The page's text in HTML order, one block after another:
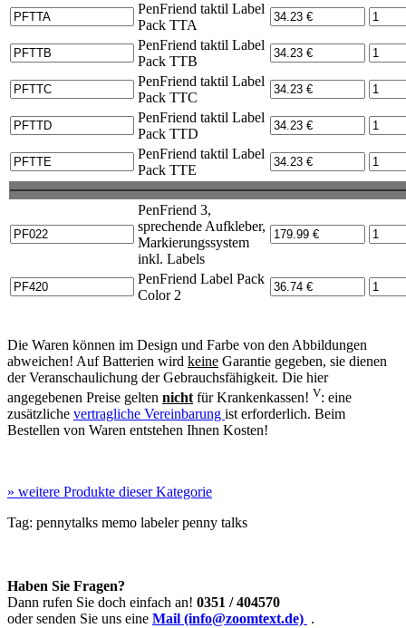
PenFriend taktil Label
Pack TTA
PenFriend taktil Label
Pack TTB
PenFriend taktil Label
Pack TTC
PenFriend taktil Label
Pack TTD
PenFriend taktil Label
Pack TTE
PenFriend 3,
sprechende Aufkleber,
Markierungssystem
inkl. Labels
PenFriend Label Pack
Color 2
Die Waren können im Design und Farbe von den Abbildungen
abweichen! Auf Batterien wird keine Garantie gegeben, sie dienen
der Veranschaulichung der Gebrauchsfähigkeit. Die hier
angegebenen Preise gelten nichtfür Krankenkassen! V: eine
zusätzliche vertragliche Vereinbarung ist erforderlich. Beim
Bestellen von Waren entstehen Ihnen Kosten!
» weitere Produkte dieser Kategorie
Tag: pennytalks memo labelerpenny talks
Haben Sie Fragen?
Dann rufen Sie doch einfach an! 0351 / 404570
oder senden Sie uns eine Mail (info@zoomtext.de) .